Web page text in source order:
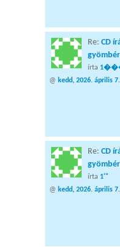
Re: CD
gyömbér
írta
@ kedd, 2026. április
Re: CD
gyömbér
írta 1'"
@ kedd, 2026. április